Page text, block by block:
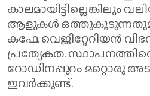
കാലമായിട്ടില്ലെങ്കിലും
ആളുകള്‍
കഫേ. വെജിറ്റേറിയന്‍
പ്രത്യേകത.
റോഡിനപ്പുറം മറ്റൊരു
ഇവര്‍ക്കുണ്ട്.